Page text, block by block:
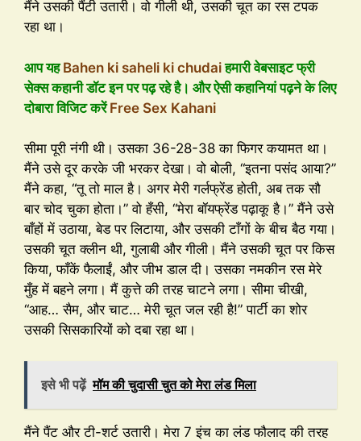
मैंने उसकी पैंटी उतारी। वो गीली थी, उसकी चूत का रस टपक
रहा था।
आप यहBahen ki saheli ki chudaiहमारी वेबसाइट फ्री
सेक्स कहानी डॉट इन पर पढ़ रहे है। और ऐसी कहानियां पढ़ने के लिए
दोबारा विजिट करेंFree Sex Kahani
सीमा पूरी नंगी थी। उसका 36-28-38 का फिगर कयामत था।
मैंने उसे दूर करके जी भरकर देखा। वो बोली, “इतना पसंद आया?”
मैंने कहा, “तू तो माल है। अगर मेरी गर्लफ्रेंड होती, अब तक सौ
बार चोद चुका होता।” वो हँसी, “मेरा बॉयफ्रेंड पढ़ाकू है।” मैंने उसे
बाँहों में उठाया, बेड पर लिटाया, और उसकी टाँगों के बीच बैठ गया।
उसकी चूत क्लीन थी, गुलाबी और गीली। मैंने उसकी चूत पर किस
किया, फाँकें फैलाईं, और जीभ डाल दी। उसका नमकीन रस मेरे
मुँह में बहने लगा। मैं कुत्ते की तरह चाटने लगा। सीमा चीखी,
“आह… सैम, और चाट… मेरी चूत जल रही है!” पार्टी का शोर
उसकी सिसकारियों को दबा रहा था।
इसे भी पढ़ें मॉम की चुदासी चुत को मेरा लंड मिला
मैंने पैंट और टी-शर्ट उतारी। मेरा 7 इंच का लंड फौलाद की तरह